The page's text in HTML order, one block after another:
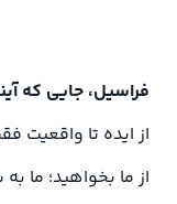
فراسیل، جایی که
از ایده تا واقعیت
از ما بخواهید؛ ما